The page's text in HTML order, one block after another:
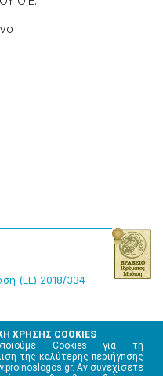
ΧΡΗΣΗΣ COOKIES
Cookies για τη
της καλύτερης περιήγησης
Αν συνεχίσετε
(ΕΕ) 2018/334
Μ.Η.Τ. 220242